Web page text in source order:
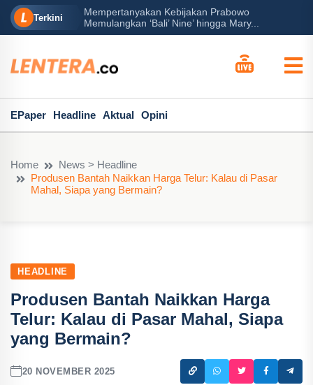
Terkini
Mempertanyakan Kebijakan Prabowo
Memulangkan ‘Bali’ Nine’ hingga Mary...
EPaper Headline Aktual Opini
Home
News > Headline
Produsen Bantah Naikkan Harga Telur: Kalau di Pasar
Mahal, Siapa yang Bermain?
HEADLINE
Produsen Bantah Naikkan Harga
Telur: Kalau di Pasar Mahal, Siapa
yang Bermain?
20 NOVEMBER 2025